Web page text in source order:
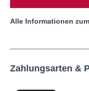
Alle Informationen
Zahlungsarten &